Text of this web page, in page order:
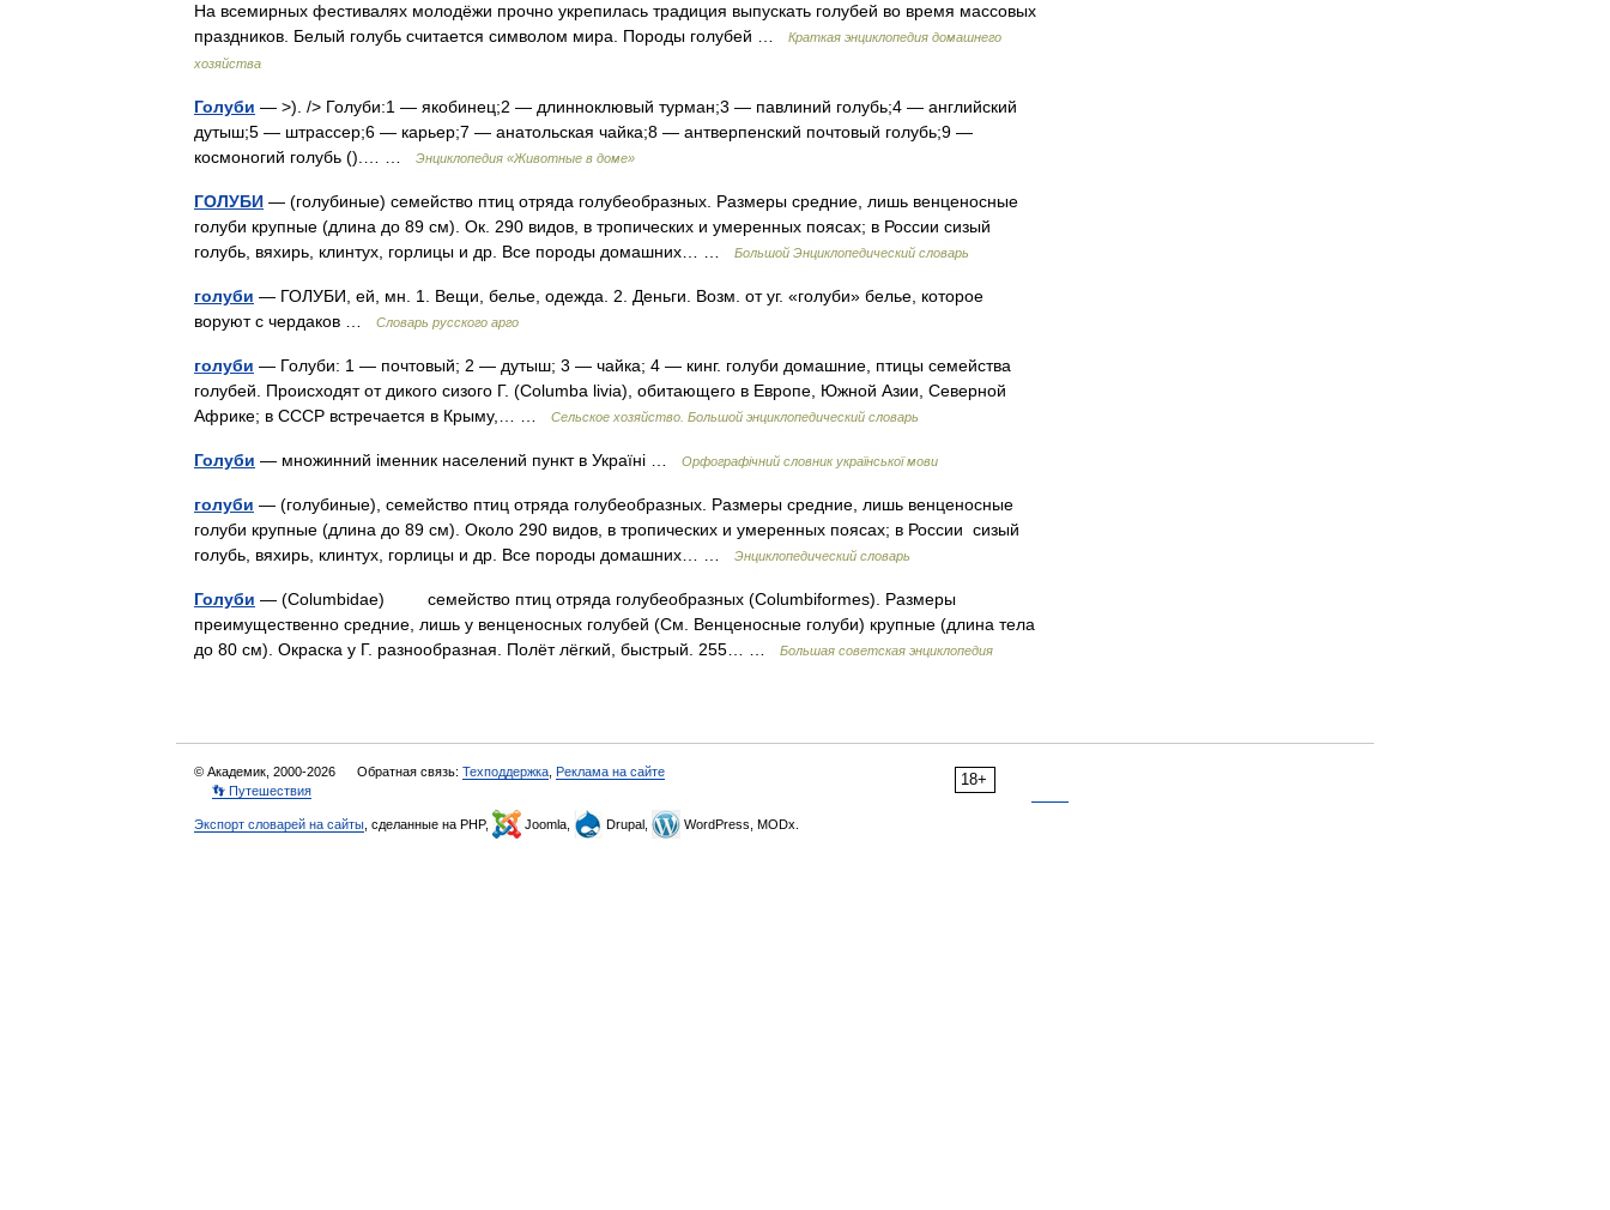
На всемирных фестивалях молодёжи прочно укрепилась традиция выпускать голубей во время массовых
праздников. Белый голубь считается символом мира. Породы голубей …
Краткая энциклопедия домашнего
хозяйства
Голуби — >). /> Голуби:1 — якобинец;2 — длинноклювый турман;3 — павлиний голубь;4 — английский
дутыш;5 — штрассер;6 — карьер;7 — анатольская чайка;8 — антверпенский почтовый голубь;9 —
космоногий голубь ().… …
Энциклопедия «Животные в доме»
ГОЛУБИ — (голубиные) семейство птиц отряда голубеобразных. Размеры средние, лишь венценосные
голуби крупные (длина до 89 см). Ок. 290 видов, в тропических и умеренных поясах; в России сизый
голубь, вяхирь, клинтух, горлицы и др. Все породы домашних… …
Большой Энциклопедический словарь
голуби — ГОЛУБИ, ей, мн. 1. Вещи, белье, одежда. 2. Деньги. Возм. от уг. «голуби» белье, которое
воруют с чердаков …
Словарь русского арго
голуби — Голуби: 1 — почтовый; 2 — дутыш; 3 — чайка; 4 — кинг. голуби домашние, птицы семейства
голубей. Происходят от дикого сизого Г. (Columba livia), обитающего в Европе, Южной Азии, Северной
Африке; в СССР встречается в Крыму,… …
Сельское хозяйство. Большой энциклопедический словарь
Голуби — множинний іменник населений пункт в Україні … Орфографічний словник української мови
голуби — (голубиные), семейство птиц отряда голубеобразных. Размеры средние, лишь венценосные
голуби крупные (длина до 89 см). Около 290 видов, в тропических и умеренных поясах; в России сизый
голубь, вяхирь, клинтух, горлицы и др. Все породы домашних… …
Энциклопедический словарь
Голуби — (Columbidae) семейство птиц отряда голубеобразных (Columbiformes). Размеры
преимущественно средние, лишь у венценосных голубей (См. Венценосные голуби) крупные (длина тела
до 80 см). Окраска у Г. разнообразная. Полёт лёгкий, быстрый. 255… …
Большая советская энциклопедия
18+
© Академик, 2000-2026 Обратная связь: Техподдержка Реклама на сайте
👣 Путешествия
Экспорт словарей на сайты , сделанные на PHP, Joomla, Drupal, WordPress, MODx.